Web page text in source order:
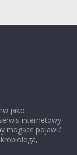
jako
internetowy.
mogące pojawić